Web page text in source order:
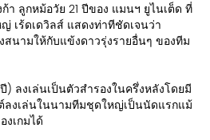
า ลูกหม้อวัย 21 ปีของ แมนฯ ยูไนเต็ด ที่
เร้ดเดวิลส์ แสดงท่าทีชัดเจนว่า
สนามให้กับแข้งดาวรุ่งรายอื่นๆ ของทีม
) ลงเล่นเป็นตัวสำรองในครึ่งหลังโดยมี
ลงเล่นในนามทีมชุดใหญ่เป็นนัดแรกแม้
งเกมได้